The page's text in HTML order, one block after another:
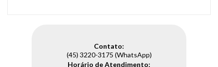
Contato:
(45) 3220-3175 (WhatsApp)
Horário de Atendimento: